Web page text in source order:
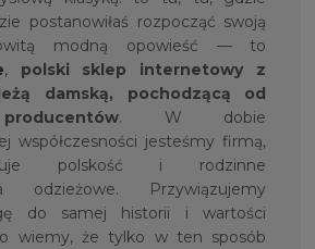
postanowiłaś rozpocząć swoją
modną opowieść — to
, polski sklep internetowy z
damską, pochodzącą od
. W dobie
współczesności jesteśmy firmą,
polskość i rodzinne
odzieżowe. Przywiązujemy
do samej historii i wartości
wiemy, że tylko w ten sposób